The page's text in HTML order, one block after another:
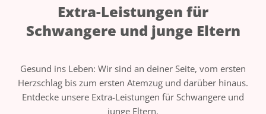
Extra-Leistungen für
Schwangere und junge Eltern
Gesund ins Leben: Wir sind an deiner Seite, vom ersten
Herzschlag bis zum ersten Atemzug und darüber hinaus.
Entdecke unsere Extra-Leistungen für Schwangere und
junge Eltern.